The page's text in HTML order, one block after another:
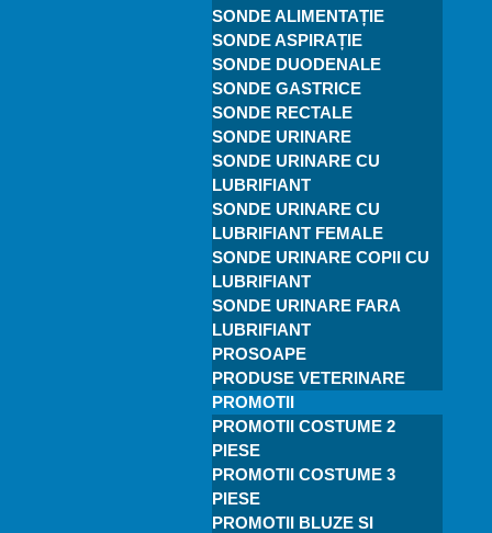
SONDE ALIMENTAȚIE
SONDE ASPIRAȚIE
SONDE DUODENALE
SONDE GASTRICE
SONDE RECTALE
SONDE URINARE
SONDE URINARE CU
LUBRIFIANT
SONDE URINARE CU
LUBRIFIANT FEMALE
SONDE URINARE COPII CU
LUBRIFIANT
SONDE URINARE FARA
LUBRIFIANT
PROSOAPE
PRODUSE VETERINARE
PROMOTII
PROMOTII COSTUME 2
PIESE
PROMOTII COSTUME 3
PIESE
PROMOTII BLUZE SI